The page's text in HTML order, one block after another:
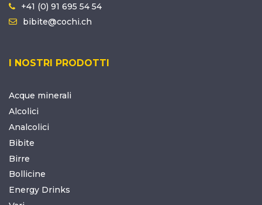
+41 (0) 91 695 54 54
bibite@cochi.ch
I NOSTRI PRODOTTI
Acque minerali
Alcolici
Analcolici
Bibite
Birre
Bollicine
Energy Drinks